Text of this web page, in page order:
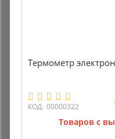
Термометр
КОД: 00000322
Товаров с